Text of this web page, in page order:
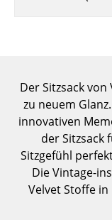
Aufbewahren
Regale &
Bücherregale
Wandregale
Sideboards &
Der Sitzsack
zu neuem
innovativen
der Sitzsack
Sitzgefühl
Die Vintage-
Velvet Stoffe